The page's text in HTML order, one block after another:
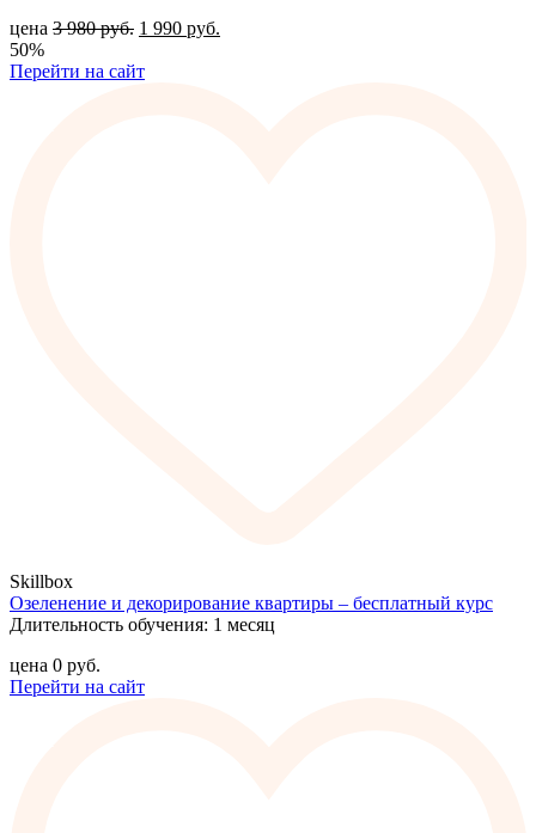
цена 3 980руб. 1 990 руб.
50%
Перейти на сайт
Skillbox
Озеленение и декорирование квартиры – бесплатный курс
Длительность обучения: 1 месяц
цена 0 руб.
Перейти на сайт